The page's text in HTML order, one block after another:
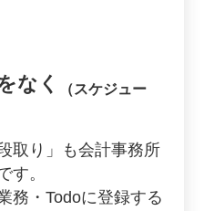
なく
（スケジュー
取り」も会計事務所
す。
務・Todoに登録する